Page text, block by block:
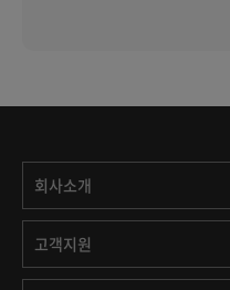
회사소개
고객지원